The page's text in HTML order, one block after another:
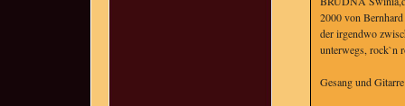
2000 von
der irgendwo
unterwegs, rock`n
Gesang und